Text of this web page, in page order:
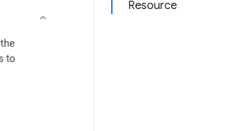
Resource